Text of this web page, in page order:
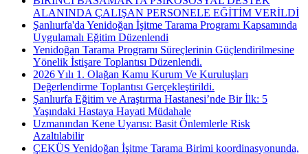
ALANINDA ÇALIŞAN PERSONELE EĞİTİM VERİLDİ
Şanlıurfa'da Yenidoğan İşitme Tarama Programı Kapsamında
Uygulamalı Eğitim Düzenlendi
Yenidoğan Tarama Programı Süreçlerinin Güçlendirilmesine
Yönelik İstişare Toplantısı Düzenlendi.
2026 Yılı 1. Olağan Kamu Kurum Ve Kuruluşları
Değerlendirme Toplantısı Gerçekleştirildi.
Şanlıurfa Eğitim ve Araştırma Hastanesi’nde Bir İlk: 5
Yaşındaki Hastaya Hayati Müdahale
Uzmanından Kene Uyarısı: Basit Önlemlerle Risk
Azaltılabilir
ÇEKÜS Yenidoğan İşitme Tarama Birimi koordinasyonunda,